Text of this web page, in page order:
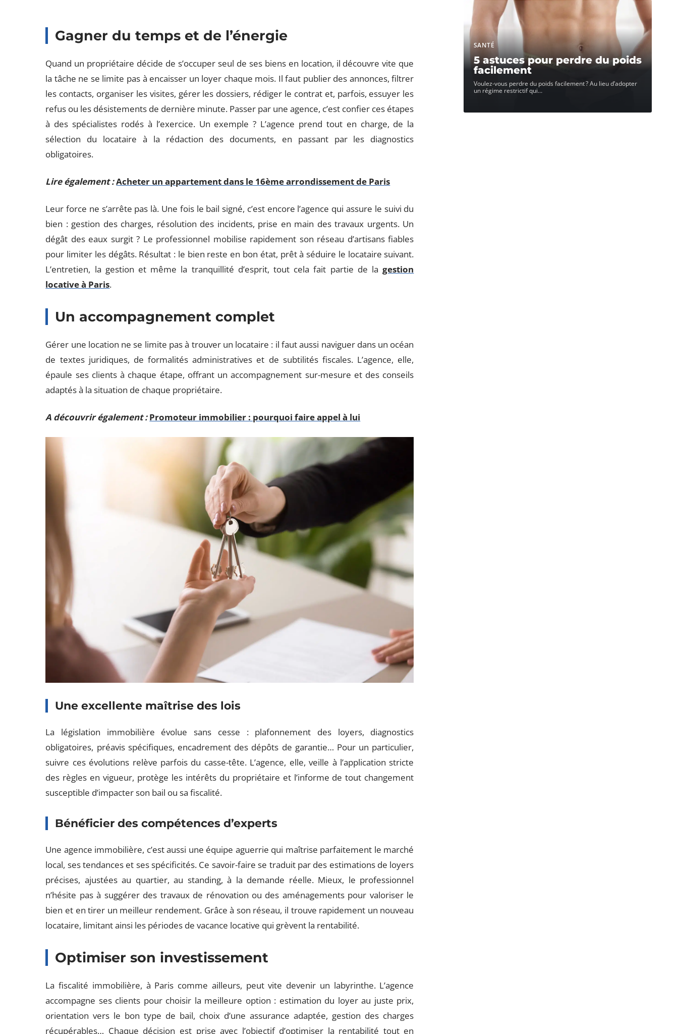
Gagner du temps et de l’énergie
Quand un propriétaire décide de s’occuper seul de ses biens en location, il découvre vite que
la tâche ne se limite pas à encaisser un loyer chaque mois. Il faut publier des annonces, filtrer
les contacts, organiser les visites, gérer les dossiers, rédiger le contrat et, parfois, essuyer les
refus ou les désistements de dernière minute. Passer par une agence, c’est confier ces étapes
à des spécialistes rodés à l’exercice. Un exemple ? L’agence prend tout en charge, de la
sélection du locataire à la rédaction des documents, en passant par les diagnostics
obligatoires.
Lire également :Acheter un appartement dans le 16ème arrondissement de Paris
Leur force ne s’arrête pas là. Une fois le bail signé, c’est encore l’agence qui assure le suivi du
bien : gestion des charges, résolution des incidents, prise en main des travaux urgents. Un
dégât des eaux surgit ? Le professionnel mobilise rapidement son réseau d’artisans fiables
pour limiter les dégâts. Résultat : le bien reste en bon état, prêt à séduire le locataire suivant.
L’entretien, la gestion et même la tranquillité d’esprit, tout cela fait partie de lagestion
locative à Paris.
Un accompagnement complet
Gérer une location ne se limite pas à trouver un locataire : il faut aussi naviguer dans un océan
de textes juridiques, de formalités administratives et de subtilités fiscales. L’agence, elle,
épaule ses clients à chaque étape, offrant un accompagnement sur-mesure et des conseils
adaptés à la situation de chaque propriétaire.
A découvrir également : Promoteur immobilier : pourquoi faire appel à lui
Une excellente maîtrise des lois
La législation immobilière évolue sans cesse : plafonnement des loyers, diagnostics
obligatoires, préavis spécifiques, encadrement des dépôts de garantie… Pour un particulier,
suivre ces évolutions relève parfois du casse-tête. L’agence, elle, veille à l’application stricte
des règles en vigueur, protège les intérêts du propriétaire et l’informe de tout changement
susceptible d’impacter son bail ou sa fiscalité.
Bénéficier des compétences d’experts
Une agence immobilière, c’est aussi une équipe aguerrie qui maîtrise parfaitement le marché
local, ses tendances et ses spécificités. Ce savoir-faire se traduit par des estimations de loyers
précises, ajustées au quartier, au standing, à la demande réelle. Mieux, le professionnel
n’hésite pas à suggérer des travaux de rénovation ou des aménagements pour valoriser le
bien et en tirer un meilleur rendement. Grâce à son réseau, il trouve rapidement un nouveau
locataire, limitant ainsi les périodes de vacance locative qui grèvent la rentabilité.
Optimiser son investissement
La fiscalité immobilière, à Paris comme ailleurs, peut vite devenir un labyrinthe. L’agence
accompagne ses clients pour choisir la meilleure option : estimation du loyer au juste prix,
orientation vers le bon type de bail, choix d’une assurance adaptée, gestion des charges
récupérables… Chaque décision est prise avec l’objectif d’optimiser la rentabilité tout en
SANTÉ
5 astuces pour perdre du poids
facilement
Voulez-vous perdre du poids facilement ? Au lieu d’adopter
un régime restrictif qui…